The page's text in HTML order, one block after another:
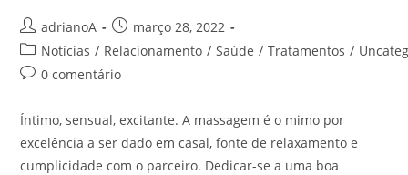
Autor
do
post:
adrianoA
Post
publicado:
março 28, 2022
Categoria
do
Notícias / Relacionamento / Saúde / Tratamentos /
Comentários
post:
0 comentário
Íntimo, sensual, excitante. A massagem é o mimo por
excelência a ser dado em casal, fonte de relaxamento e
cumplicidade com o parceiro. Dedicar-se a uma boa